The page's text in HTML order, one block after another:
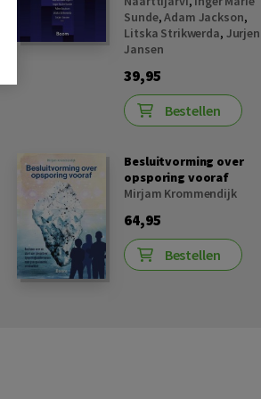
Sunde,Adam Jackson,
Litska Strikwerda, Jurjen
Jansen
39,95
Bestellen
Besluitvorming over
opsporing vooraf
Mirjam Krommendijk
64,95
Bestellen